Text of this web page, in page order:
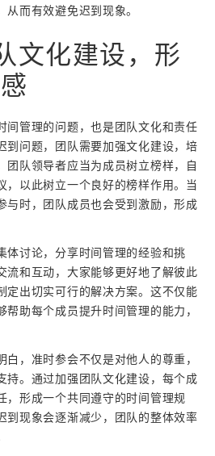
而有效避免迟到现象。
文化建设，形
间管理的问题，也是团队文化和责任
到问题，团队需要加强文化建设，培
团队领导者应当为成员树立榜样，自
，以此树立一个良好的榜样作用。当
与时，团队成员也会受到激励，形成
体讨论，分享时间管理的经验和挑
流和互动，大家能够更好地了解彼此
定出切实可行的解决方案。这不仅能
助每个成员提升时间管理的能力，
，准时参会不仅是对他人的尊重，
持。通过加强团队文化建设，每个成
，形成一个共同遵守的时间管理规
到现象会逐渐减少，团队的整体效率